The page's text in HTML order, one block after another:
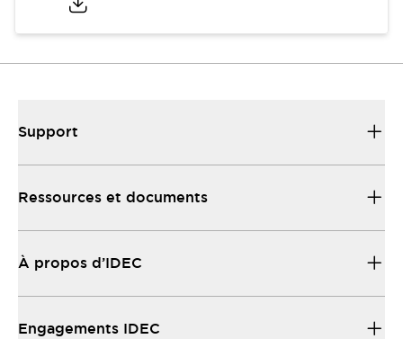
Support
Ressources et documents
À propos d’IDEC
Engagements IDEC